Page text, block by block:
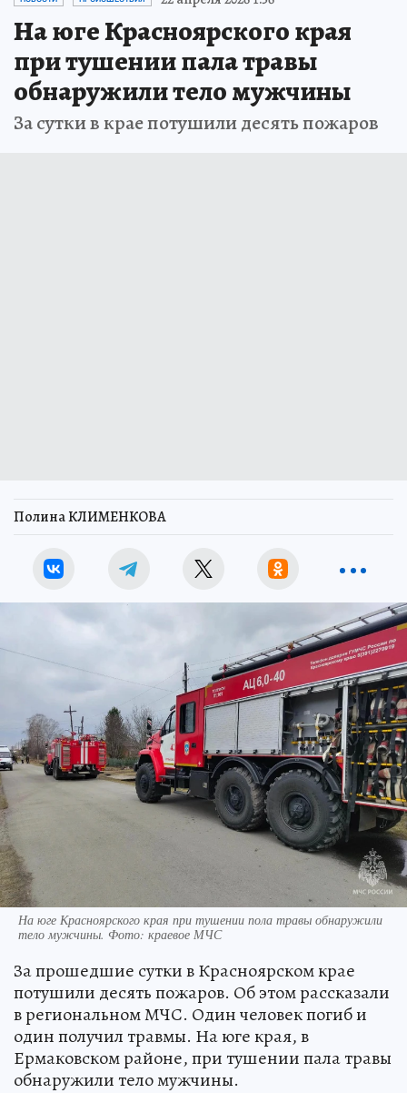
На юге Красноярского края
при тушении пала травы
обнаружили тело мужчины
За сутки в крае потушили десять пожаров
Полина КЛИМЕНКОВА
На юге Красноярского края при тушении пола травы обнаружили
тело мужчины. Фото: краевое МЧС
За прошедшие сутки в Красноярском крае
потушили десять пожаров. Об этом рассказали
в региональном МЧС. Один человек погиб и
один получил травмы. На юге края, в
Ермаковском районе, при тушении пала травы
обнаружили тело мужчины.